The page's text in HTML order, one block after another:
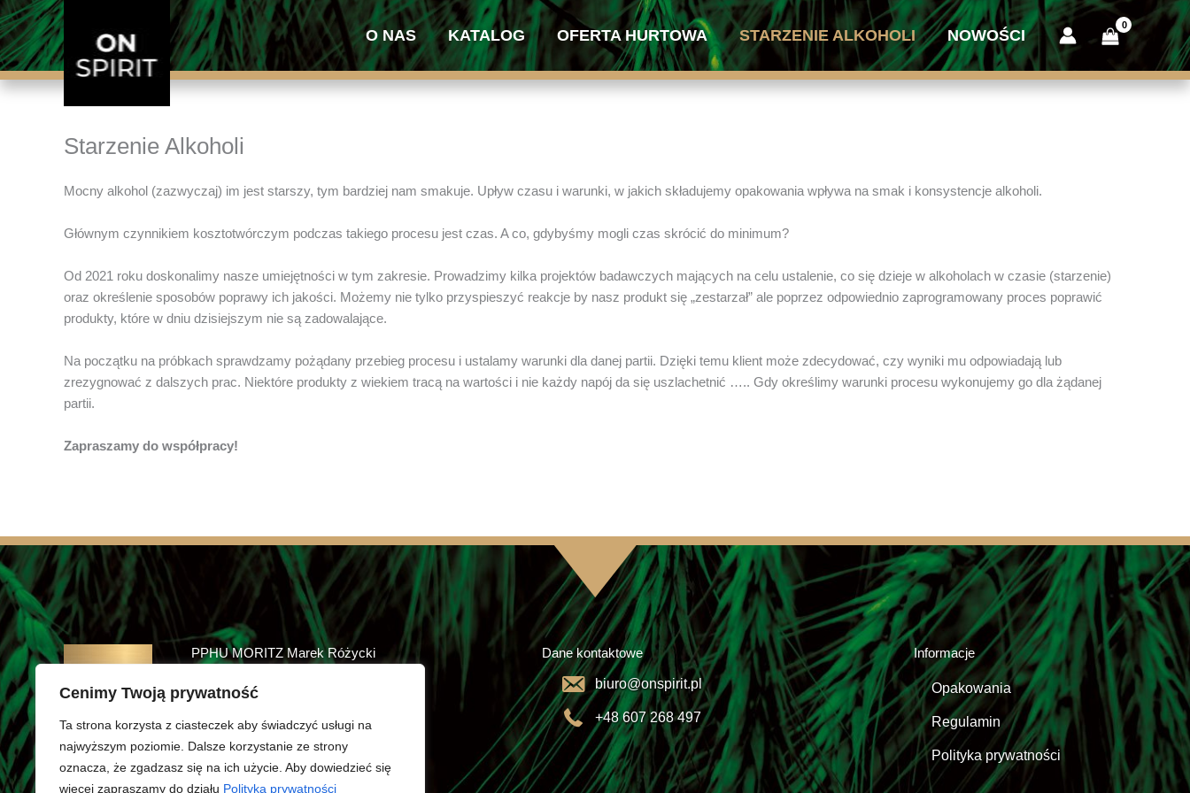
Cenimy Twoją prywatność
Ta strona korzysta z ciasteczek aby świadczyć usługi na
najwyższym poziomie. Dalsze korzystanie ze strony
oznacza, że zgadzasz się na ich użycie. Aby dowiedzieć się
więcej zapraszamy do działu Polityka prywatności
Przejdź
do
treści
O NAS KATALOG OFERTA HURTOWA STARZENIE ALKOHOLI NOWOŚCI
Starzenie Alkoholi
Mocny alkohol (zazwyczaj) im jest starszy, tym bardziej nam smakuje. Upływ czasu i warunki, w jakich składujemy opakowania wpływa na smak i konsystencje alkoholi.
Głównym czynnikiem kosztotwórczym podczas takiego procesu jest czas. A co, gdybyśmy mogli czas skrócić do minimum?
Od 2021 roku doskonalimy nasze umiejętności w tym zakresie. Prowadzimy kilka projektów badawczych mających na celu ustalenie, co się dzieje w alkoholach w czasie (starzenie)
oraz określenie sposobów poprawy ich jakości. Możemy nie tylko przyspieszyć reakcje by nasz produkt się „zestarzał” ale poprzez odpowiednio zaprogramowany proces poprawić
produkty, które w dniu dzisiejszym nie są zadowalające.
Na początku na próbkach sprawdzamy pożądany przebieg procesu i ustalamy warunki dla danej partii. Dzięki temu klient może zdecydować, czy wyniki mu odpowiadają lub
zrezygnować z dalszych prac. Niektóre produkty z wiekiem tracą na wartości i nie każdy napój da się uszlachetnić ….. Gdy określimy warunki procesu wykonujemy go dla żądanej
partii.
Zapraszamy do współpracy!
PPHU MORITZ Marek Różycki
Ul. Rybnicka 43
NIP: 6311738248
Dane kontaktowe
biuro@onspirit.pl
+48 607 268 497
Informacje
Opakowania
Regulamin
Polityka prywatności